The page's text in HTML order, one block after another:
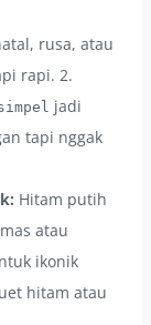
rusa, atau
rapi. 2.
jadi
tapi nggak
Hitam putih
atau
ikonik
hitam atau